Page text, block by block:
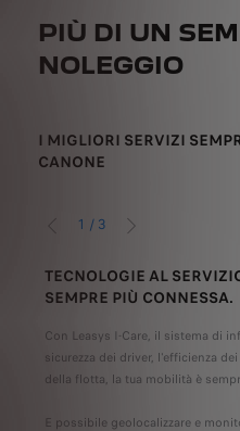
PIÙ DI UN
NOLEGGIO
I MIGLIORI SERVIZI
CANONE
1 / 3
TECNOLOGIE AL
SEMPRE PIÙ CONNESSA.
Con Leasys I-Care, il sistema di
sicurezza dei driver, l'efficienza
della flotta, la tua mobilità è
E possibile geolocalizzare e